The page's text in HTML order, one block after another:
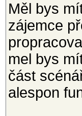
Měl bys
zájemce
mel bys
část
alespon